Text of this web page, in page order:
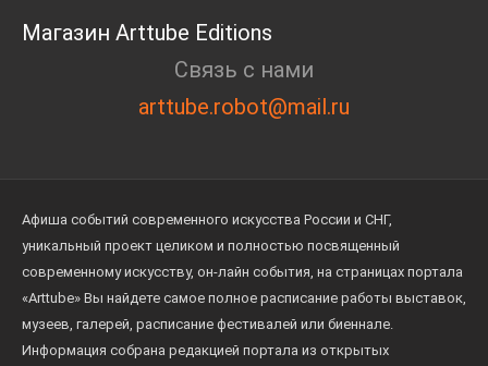
Магазин Arttube Editions
Связь с нами
arttube.robot@mail.ru
Афиша событий современного искусства России и СНГ,
уникальный проект целиком и полностью посвященный
современному искусству, он-лайн события, на страницах портала
«Arttube» Вы найдете самое полное расписание работы выставок,
музеев, галерей, расписание фестивалей или биеннале.
Информация собрана редакцией портала из открытых